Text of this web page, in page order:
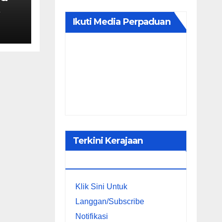
Ikuti Media Perpaduan
Terkini Kerajaan
Klik Sini Untuk
Langgan/Subscribe
Notifikasi